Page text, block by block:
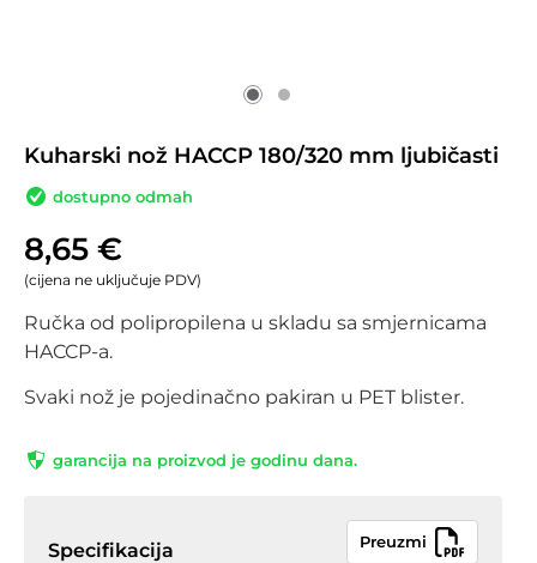
Kuharski nož HACCP 180/320 mm ljubičasti
dostupno odmah
8,65 €
(cijena ne uključuje PDV)
Ručka od polipropilena u skladu sa smjernicama
HACCP-a.
Svaki nož je pojedinačno pakiran u PET blister.
garancija na proizvod je godinu dana.
Specifikacija Preuzmi